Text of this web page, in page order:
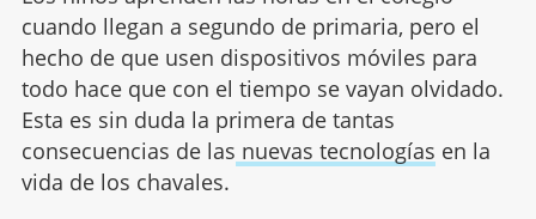
cuando llegan a segundo de primaria, pero el
hecho de que usen dispositivos móviles para
todo hace que con el tiempo se vayan olvidado.
Esta es sin duda la primera de tantas
consecuencias de las nuevas tecnologías en la
vida de los chavales.